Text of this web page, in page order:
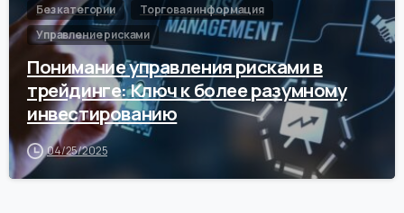
Без категории
Торговая информация
Управление рисками
Понимание управления рисками в
трейдинге: Ключ к более разумному
инвестированию
04/25/2025